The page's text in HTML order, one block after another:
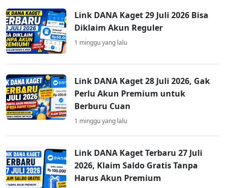
Link DANA Kaget 29 Juli 2026 Bisa
Diklaim Akun Reguler
1 minggu yang lalu
Link DANA Kaget 28 Juli 2026, Gak
Perlu Akun Premium untuk
Berburu Cuan
1 minggu yang lalu
Link DANA Kaget Terbaru 27 Juli
2026, Klaim Saldo Gratis Tanpa
Harus Akun Premium